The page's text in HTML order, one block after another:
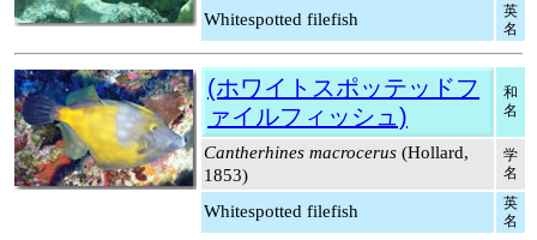
Whitespotted filefish
英
名
(ホワイトスポッテッドフ
ァイルフィッシュ)
和
名
Cantherhines macrocerus (Hollard,
1853)
学
名
Whitespotted filefish
英
名